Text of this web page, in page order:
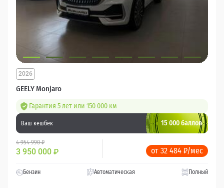
GEELY Monjaro
2026
Гарантия 5 лет или 150 000 км
Ваш кешбек 15 000 баллов
4 954 990 ₽
3 950 000 ₽ от 32 484 ₽/мес
Бензин Автоматическая Полный